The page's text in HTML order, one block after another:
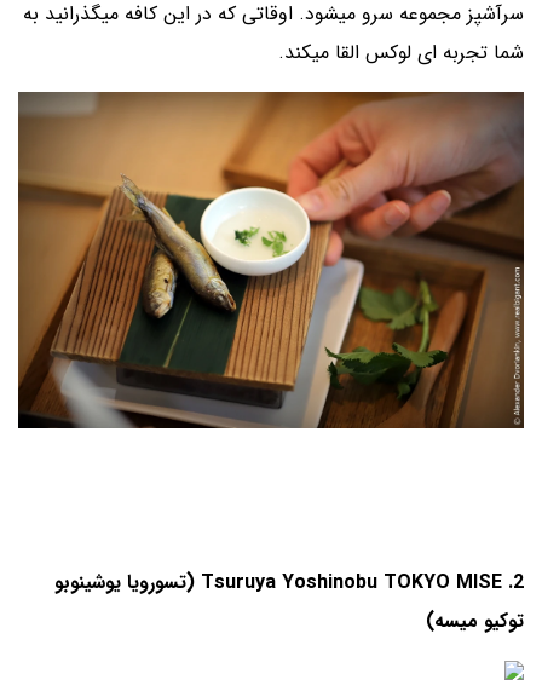
سرآشپز مجموعه سرو میشود. اوقاتی که در این کافه میگذرانید به
شما تجربه ای لوکس القا میکند.
2. Tsuruya Yoshinobu TOKYO MISE (تسورویا یوشینوبو
توکیو میسه)